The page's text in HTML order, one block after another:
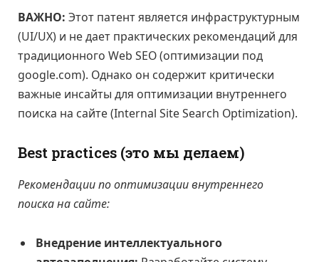
ВАЖНО: Этот патент является инфраструктурным
(UI/UX) и не дает практических рекомендаций для
традиционного Web SEO (оптимизации под
google.com). Однако он содержит критически
важные инсайты для оптимизации внутреннего
поиска на сайте (Internal Site Search Optimization).
Best practices (это мы делаем)
Рекомендации по оптимизации внутреннего
поиска на сайте:
Внедрение интеллектуального